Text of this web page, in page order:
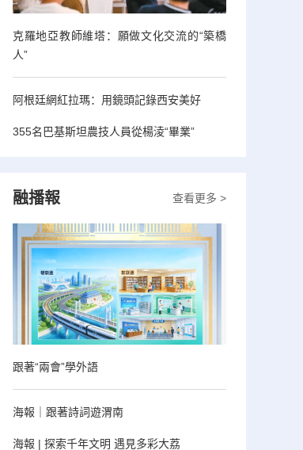
克羅地亞教師維塔：願做文化交流的“築橋
人”
阿根廷網紅拉瑪：用鏡頭記錄西安美好
355名巴基斯坦農技人員從楊淩“畢業”
查看更多 >
融播報
跟著“兩會”學外語
海報｜跟著詩詞遊渭南
海報 | 探索千年文明 遇見多彩大荔